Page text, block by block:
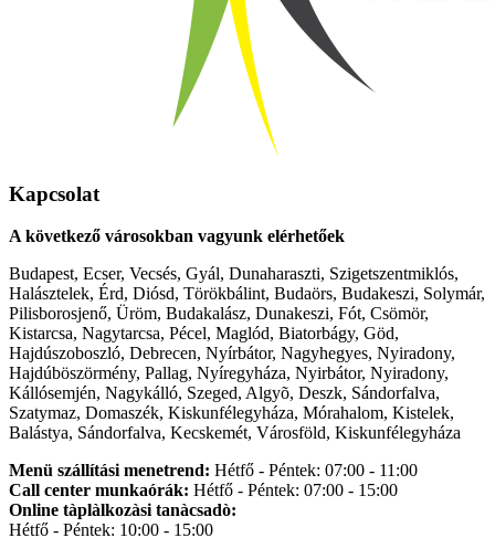
Kapcsolat
A következő városokban vagyunk elérhetőek
Budapest, Ecser, Vecsés, Gyál, Dunaharaszti, Szigetszentmiklós,
Halásztelek, Érd, Diósd, Törökbálint, Budaörs, Budakeszi, Solymár,
Pilisborosjenő, Üröm, Budakalász, Dunakeszi, Fót, Csömör,
Kistarcsa, Nagytarcsa, Pécel, Maglód, Biatorbágy, Göd,
Hajdúszoboszló, Debrecen, Nyírbátor, Nagyhegyes, Nyiradony,
Hajdúböszörmény, Pallag, Nyíregyháza, Nyirbátor, Nyiradony,
Kállósemjén, Nagykálló, Szeged, Algyõ, Deszk, Sándorfalva,
Szatymaz, Domaszék, Kiskunfélegyháza, Mórahalom, Kistelek,
Balástya, Sándorfalva, Kecskemét, Városföld, Kiskunfélegyháza
Menü szállítási menetrend: Hétfő - Péntek: 07:00 - 11:00
Call center munkaórák: Hétfő - Péntek: 07:00 - 15:00
Online tàplàlkozàsi tanàcsadò:
Hétfő - Péntek: 10:00 - 15:00